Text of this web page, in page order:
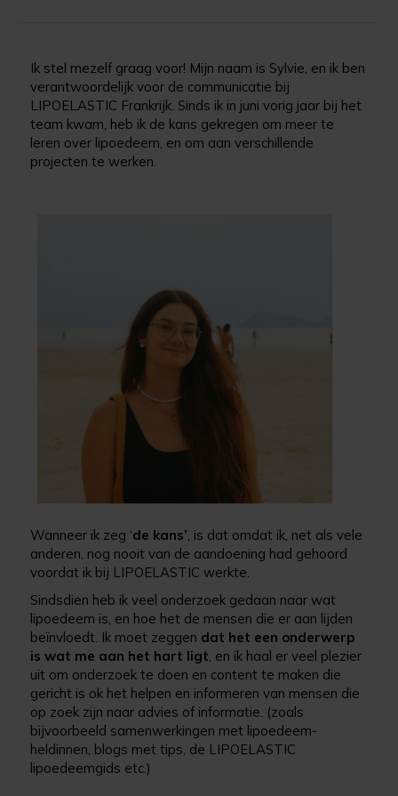
Ik stel mezelf graag voor! Mijn naam is Sylvie, en ik ben
verantwoordelijk voor de communicatie bij
LIPOELASTIC Frankrijk. Sinds ik in juni vorig jaar bij het
team kwam, heb ik de kans gekregen om meer te
leren over lipoedeem, en om aan verschillende
projecten te werken.
Wanneer ik zeg ‘de kans’, is dat omdat ik, net als vele
anderen, nog nooit van de aandoening had gehoord
voordat ik bij LIPOELASTIC werkte.
Sindsdien heb ik veel onderzoek gedaan naar wat
lipoedeem is, en hoe het de mensen die er aan lijden
beïnvloedt. Ik moet zeggen dat het een onderwerp
is wat me aan het hart ligt, en ik haal er veel plezier
uit om onderzoek te doen en content te maken die
gericht is ok het helpen en informeren van mensen die
op zoek zijn naar advies of informatie. (zoals
bijvoorbeeld samenwerkingen met lipoedeem-
heldinnen, blogs met tips, de LIPOELASTIC
lipoedeemgids etc.)